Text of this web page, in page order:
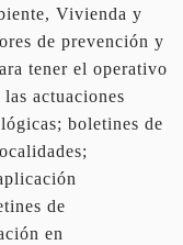
Vivienda y
de prevención y
tener el operativo
actuaciones
boletines de
de
en